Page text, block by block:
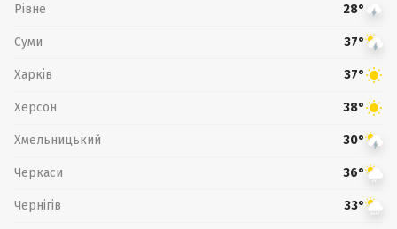
Рівне 28°
Суми 37°
Харків 37°
Херсон 38°
Хмельницький 30°
Черкаси 36°
Чернігів 33°